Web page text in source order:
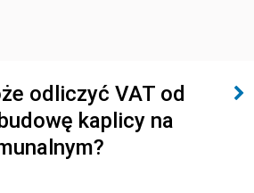
odliczyć VAT od
kaplicy na